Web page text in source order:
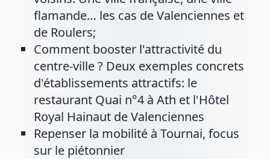
flamande… les cas de Valenciennes et
de Roulers;
Comment booster l'attractivité du
centre-ville ? Deux exemples concrets
d'établissements attractifs: le
restaurant Quai n°4 à Ath et l'Hôtel
Royal Hainaut de Valenciennes
Repenser la mobilité à Tournai, focus
sur le piétonnier